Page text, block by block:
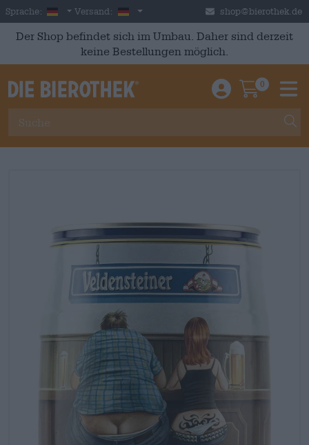
Skip to main content
Sprache: German
Versand: Deutschland shop@bierothek.de
Der Shop befindet sich im Umbau. Daher sind derzeit
keine Bestellungen möglich.
Einloggen /
0